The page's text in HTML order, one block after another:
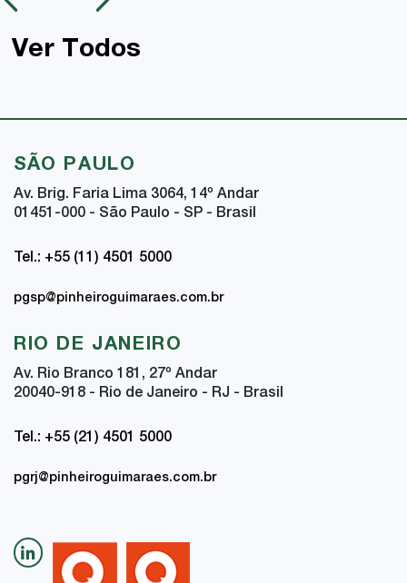
Ver Todos
SÃO PAULO
Av. Brig. Faria Lima 3064, 14º Andar
01451-000 - São Paulo - SP - Brasil
Tel.: +55 (11) 4501 5000
pgsp@pinheiroguimaraes.com.br
RIO DE JANEIRO
Av. Rio Branco 181, 27º Andar
20040-918 - Rio de Janeiro - RJ - Brasil
Tel.: +55 (21) 4501 5000
pgrj@pinheiroguimaraes.com.br